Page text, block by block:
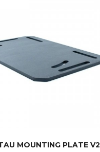
MOUNTING PLATE V2